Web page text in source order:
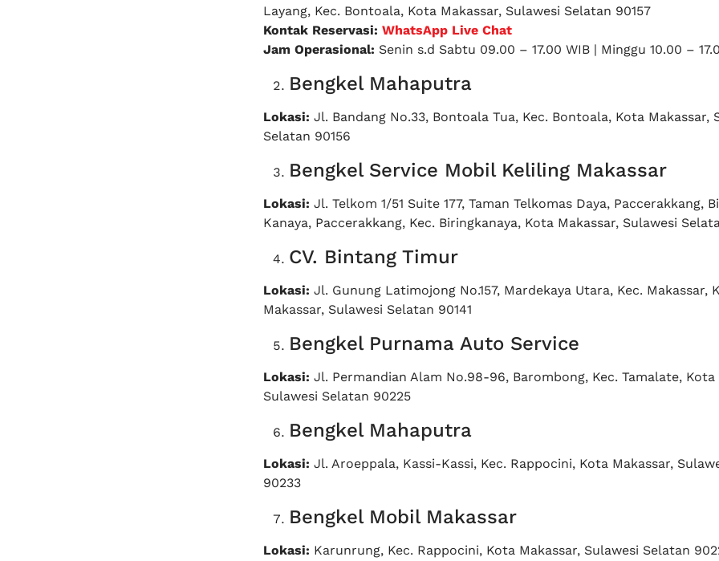
Layang, Kec. Bontoala, Kota Makassar, Sulawesi Selatan 90157
Kontak Reservasi: WhatsApp Live Chat
Jam Operasional: Senin s.d Sabtu 09.00 – 17.00 WIB | Minggu 10.00 –
Bengkel Mahaputra
Lokasi: Jl. Bandang No.33, Bontoala Tua, Kec. Bontoala, Kota Makassar,
Selatan 90156
Bengkel Service Mobil Keliling Makassar
Lokasi: Jl. Telkom 1/51 Suite 177, Taman Telkomas Daya, Paccerakkang,
Kanaya, Paccerakkang, Kec. Biringkanaya, Kota Makassar, Sulawesi
CV. Bintang Timur
Lokasi: Jl. Gunung Latimojong No.157, Mardekaya Utara, Kec. Makassar,
Makassar, Sulawesi Selatan 90141
Bengkel Purnama Auto Service
Lokasi: Jl. Permandian Alam No.98-96, Barombong, Kec. Tamalate, Kota
Sulawesi Selatan 90225
Bengkel Mahaputra
Lokasi: Jl. Aroeppala, Kassi-Kassi, Kec. Rappocini, Kota Makassar,
90233
Bengkel Mobil Makassar
Lokasi: Karunrung, Kec. Rappocini, Kota Makassar, Sulawesi Selatan